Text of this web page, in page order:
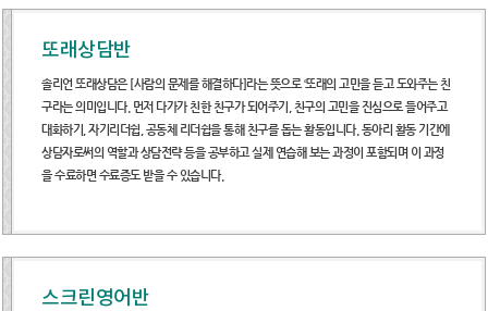
또래상담반
솔리언 또래상담은 [사람의 문제를 해결하다]라는 뜻으로 ‘또래의 고민을 듣고 도와주는 친
구라는 의미입니다. 먼저 다가가 친한 친구가 되어주기, 친구의 고민을 진심으로 들어주고
대화하기, 자기리더쉽, 공동체 리더쉽을 통해 친구를 돕는 활동입니다. 동아리 활동 기간에
상담자로써의 역할과 상담전략 등을 공부하고 실제 연습해 보는 과정이 포함되며 이 과정
을 수료하면 수료증도 받을 수 있습니다.
스크린영어반